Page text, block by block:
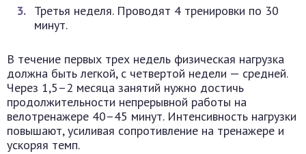
Третья неделя. Проводят 4 тренировки по 30
минут.
В течение первых трех недель физическая нагрузка
должна быть легкой, с четвертой недели — средней.
Через 1,5–2 месяца занятий нужно достичь
продолжительности непрерывной работы на
велотренажере 40–45 минут. Интенсивность нагрузки
повышают, усиливая сопротивление на тренажере и
ускоряя темп.